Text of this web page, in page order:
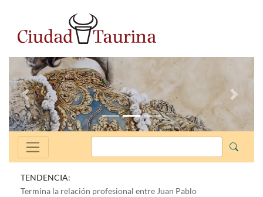
Anterior
TENDENCIA:
Termina la relación profesional entre Juan Pablo